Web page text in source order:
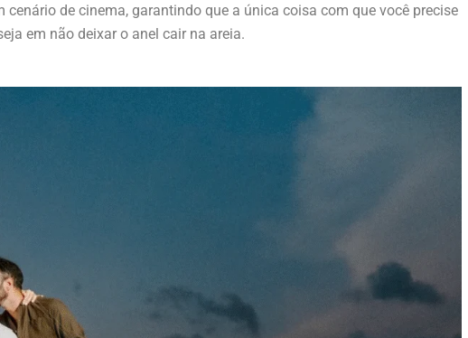
cenário de cinema, garantindo que a única coisa com que você precise
em não deixar o anel cair na areia.